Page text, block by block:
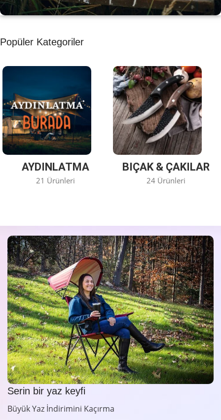
KAHVE KEYFİ
Kahvemizi Denediniz mi ?
Keşfet
Popüler Kategoriler
AYDINLATMA
21 Ürünleri
BIÇAK & ÇAKILAR
24 Ürünleri
Serin bir yaz keyfi
Büyük Yaz İndirimini Kaçırma